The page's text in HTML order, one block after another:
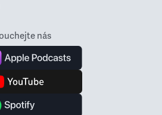
nás